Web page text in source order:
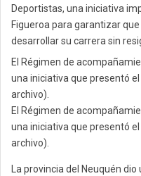
Deportistas, una iniciativa
Figueroa para garantizar
desarrollar su carrera sin
El Régimen de
una iniciativa que presentó
archivo).
El Régimen de
una iniciativa que presentó
archivo).
La provincia del Neuquén